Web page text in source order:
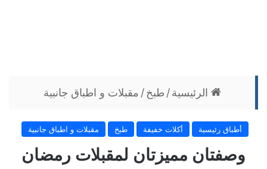
الرئيسية / طبخ / مقبلات و اطباق جانبية
أطباق رئيسية أكلات خفيفة طبخ مقبلات و اطباق جانبية
وصفتان مميزتان لمقبلات رمضان